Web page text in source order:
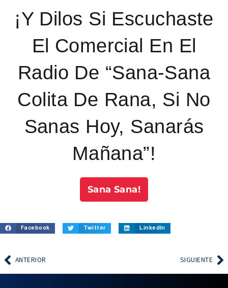
¡Y Dilos Si Escuchaste
El Comercial En El
Radio De “Sana-Sana
Colita De Rana, Si No
Sanas Hoy, Sanarás
Mañana”!
Sana Sana!
Facebook Twitter LinkedIn
ANTERIOR SIGUIENTE